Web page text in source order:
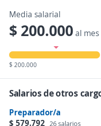
Media salarial
$ 200.000al mes
$ 200.000
Salarios de otros
Preparador/a
$ 579.792 26 salarios